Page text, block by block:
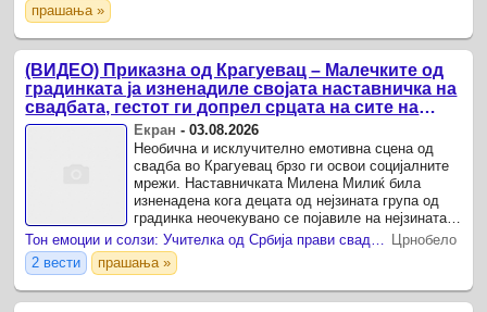
прашања »
(ВИДЕО) Приказна од Крагуевац – Малечките од
градинката ја изненадиле својата наставничка на
свадбата, гестот ги допрел срцата на сите на
свадбата
Екран -03.08.2026
Необична и исклучително емотивна сцена од
свадба во Крагуевац брзо ги освои социјалните
мрежи. Наставничката Милена Милиќ била
изненадена кога децата од нејзината група од
градинка неочекувано се појавиле на нејзината
прослава .
Тон емоции и солзи: Учителка од Србија прави свадба – дечињата од група ја изненадија со рози во ресторан Црнобело
2 вести
прашања »